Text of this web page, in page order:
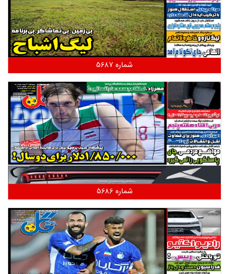
شماره 5687
شماره 5686